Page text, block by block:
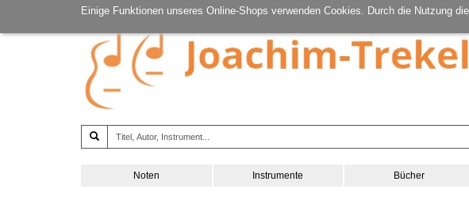
Einige Funktionen unseres Online-Shops verwenden Cookies. Durch die Nutzung
Noten Instrumente Bücher